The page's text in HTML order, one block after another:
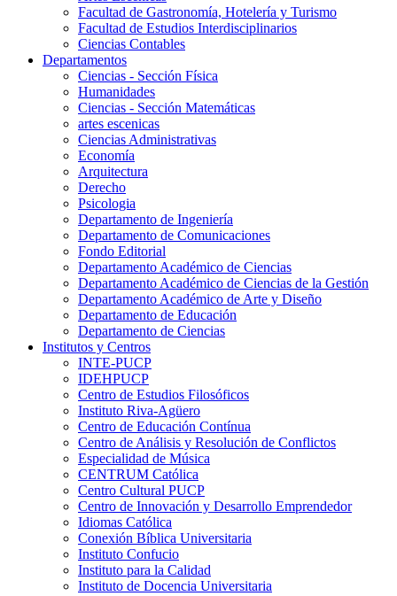
Facultad de Gastronomía, Hotelería y Turismo
Facultad de Estudios Interdisciplinarios
Ciencias Contables
Departamentos
Ciencias - Sección Física
Humanidades
Ciencias - Sección Matemáticas
artes escenicas
Ciencias Administrativas
Economía
Arquitectura
Derecho
Psicologia
Departamento de Ingeniería
Departamento de Comunicaciones
Fondo Editorial
Departamento Académico de Ciencias
Departamento Académico de Ciencias de la Gestión
Departamento Académico de Arte y Diseño
Departamento de Educación
Departamento de Ciencias
Institutos y Centros
INTE-PUCP
IDEHPUCP
Centro de Estudios Filosóficos
Instituto Riva-Agüero
Centro de Educación Contínua
Centro de Análisis y Resolución de Conflictos
Especialidad de Música
CENTRUM Católica
Centro Cultural PUCP
Centro de Innovación y Desarrollo Emprendedor
Idiomas Católica
Conexión Bíblica Universitaria
Instituto Confucio
Instituto para la Calidad
Instituto de Docencia Universitaria